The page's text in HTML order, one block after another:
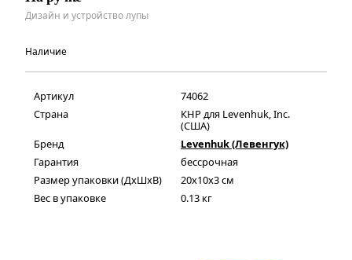
Дизайн и устройство лупы
Наличие
Артикул
74062
Страна
КНР для Levenhuk, Inc.
(США)
Бренд
Levenhuk (Левенгук)
Гарантия
бессрочная
Размер упаковки (ДxШxВ)
20x10x3 см
Вес в упаковке
0.13 кг